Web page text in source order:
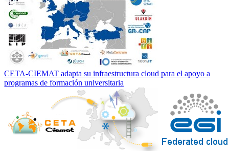
CETA-CIEMAT adapta su infraestructura cloud para el apoyo a
programas de formación universitaria